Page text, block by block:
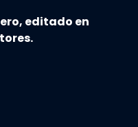
editado en